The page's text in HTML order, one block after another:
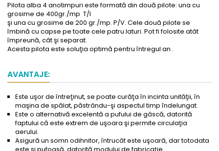
Pilota alba 4 anotimpuri este formată din două pilote: una cu
grosime de 400gr./mp T/I
şi una cu grosime de 200 gr./mp. P/V. Cele două pilote se
îmbină cu capse pe toate cele patru laturi. Pot fi folosite atât
împreună, cât şi separat.
Acesta pilota este soluţia optimă pentru întregul an .
AVANTAJE:
Este uşor de întreţinut, se poate curăţa în incinta unităţii, în
maşina de spălat, păstrându-şi aspectul timp îndelungat.
Este o alternativă excelentă a pufului de gâscă, datorită
faptului că este extrem de uşoara şi permite circulaţia
aerului.
Asigură un somn odihnitor, întrucât este uşoară, dar totodata